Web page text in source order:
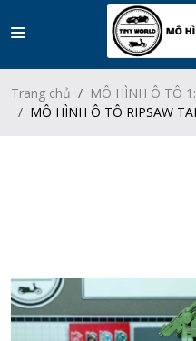
Trang chủ
MÔ HÌNH Ô TÔ
MÔ HÌNH Ô TÔ RIPSAW